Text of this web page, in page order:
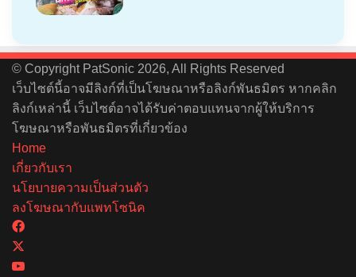
© Copyright PatSonic 2026, All Rights Reserved
เว็บไซต์นี้อาจมีลิงก์ที่เป็นโฆษณาหรือลิงก์พันธมิตร หากคลิก
ลิงก์เหล่านี้ เว็บไซต์อาจได้รับค่าตอบแทนจากผู้ให้บริการ
โฆษณาหรือพันธมิตรที่เกี่ยวข้อง
Home
เกี่ยวกับเรา
นโยบายความเป็นส่วนตัว
ลงโฆษณากับแพทโซนิค